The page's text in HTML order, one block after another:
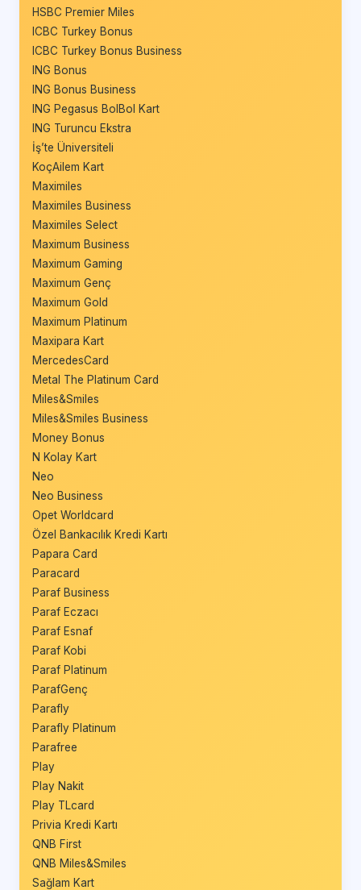
HSBC Premier Miles
ICBC Turkey Bonus
ICBC Turkey Bonus Business
ING Bonus
ING Bonus Business
ING Pegasus BolBol Kart
ING Turuncu Ekstra
İş’te Üniversiteli
KoçAilem Kart
Maximiles
Maximiles Business
Maximiles Select
Maximum Business
Maximum Gaming
Maximum Genç
Maximum Gold
Maximum Platinum
Maxipara Kart
MercedesCard
Metal The Platinum Card
Miles&Smiles
Miles&Smiles Business
Money Bonus
N Kolay Kart
Neo
Neo Business
Opet Worldcard
Özel Bankacılık Kredi Kartı
Papara Card
Paracard
Paraf Business
Paraf Eczacı
Paraf Esnaf
Paraf Kobi
Paraf Platinum
ParafGenç
Parafly
Parafly Platinum
Parafree
Play
Play Nakit
Play TLcard
Privia Kredi Kartı
QNB First
QNB Miles&Smiles
Sağlam Kart